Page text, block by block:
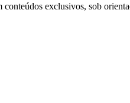
exclusivos, sob